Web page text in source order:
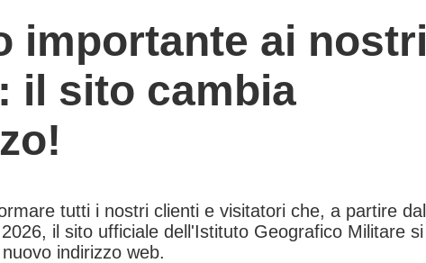
importante ai nostri
il sito cambia
tutti i nostri clienti e visitatori che, a partire dal
il sito ufficiale dell'Istituto Geografico Militare si
indirizzo web.